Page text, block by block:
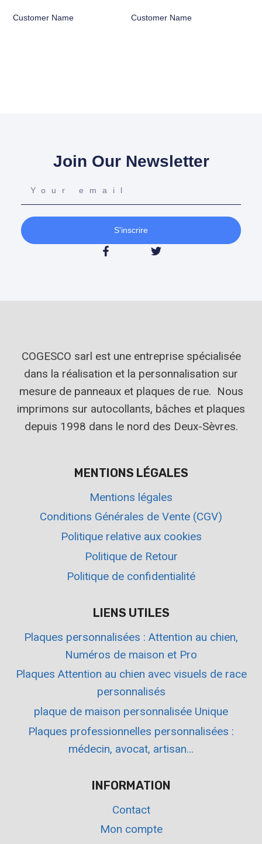
Customer Name Customer Name
Join Our Newsletter
S'inscrire
COGESCO sarl est une entreprise spécialisée
dans la réalisation et la personnalisation sur
mesure de panneaux et plaques de rue. Nous
imprimons sur autocollants, bâches et plaques
depuis 1998 dans le nord des Deux-Sèvres.
MENTIONS LÉGALES
Mentions légales
Conditions Générales de Vente (CGV)
Politique relative aux cookies
Politique de Retour
Politique de confidentialité
LIENS UTILES
Plaques personnalisées : Attention au chien,
Numéros de maison et Pro
Plaques Attention au chien avec visuels de race
personnalisés
plaque de maison personnalisée Unique
Plaques professionnelles personnalisées :
médecin, avocat, artisan…
INFORMATION
Contact
Mon compte